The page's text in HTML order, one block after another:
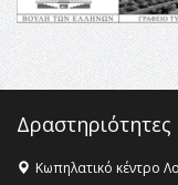
16:35 -Το
Champions League!
16:27 -
Όλυμπος:
Όλυμπος
ανθρωπότητα
Δραστηριότητες
Κωπηλατικό κέντρο